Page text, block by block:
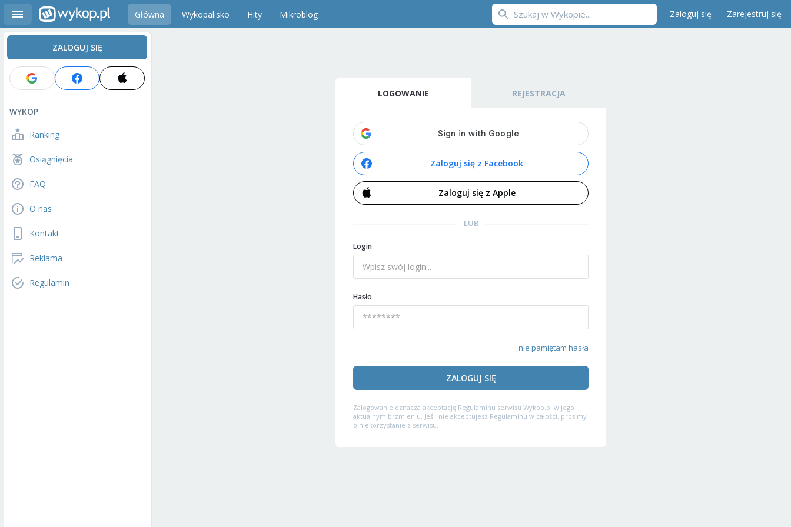
Główna Wykopalisko Hity Mikroblog Zaloguj się Zarejestruj się
ZALOGUJ SIĘ
WYKOP
Ranking
Osiągnięcia
FAQ
O nas
Kontakt
Reklama
Regulamin
LOGOWANIE REJESTRACJA
Zaloguj się z Facebook
Zaloguj się z Apple
LUB
Login
Hasło
nie pamiętam hasła
ZALOGUJ SIĘ
Zalogowanie oznacza akceptację Regulaminu serwisu Wykop.pl w jego
aktualnym brzmieniu. Jeśli nie akceptujesz Regulaminu w całości, prosimy
o niekorzystanie z serwisu.